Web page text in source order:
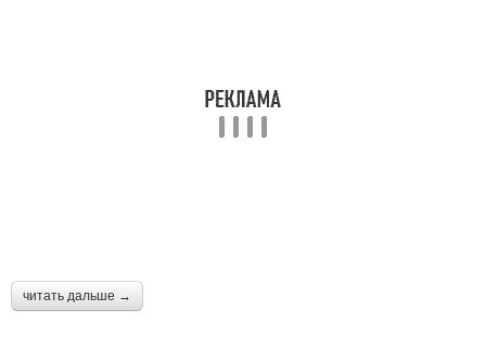
читать дальше →